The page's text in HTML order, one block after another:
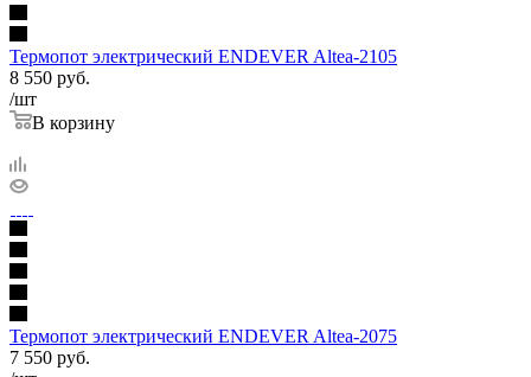
Термопот электрический ENDEVER Altea-2105
8 550 руб.
/шт
В корзину
Термопот электрический ENDEVER Altea-2075
7 550 руб.